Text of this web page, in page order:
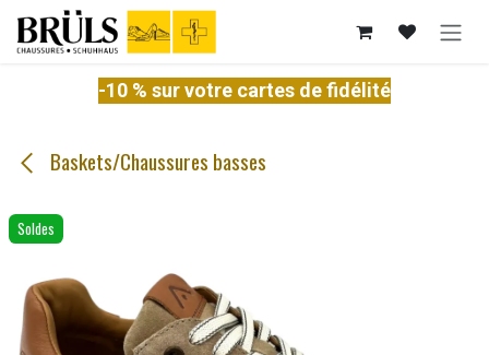
Se rendre au contenu
-10 % sur votre cartes de fidélité
Baskets/Chaussures basses
Soldes